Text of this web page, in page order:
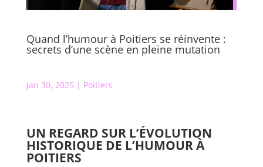
Quand l’humour à Poitiers se réinvente :
secrets d’une scène en pleine mutation
Jan 30, 2025 | Poitiers
UN REGARD SUR L’ÉVOLUTION
HISTORIQUE DE L’HUMOUR À
POITIERS